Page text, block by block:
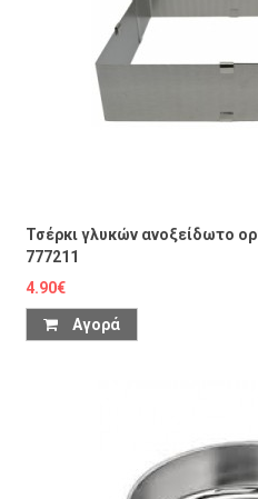
Τσέρκι γλυκών ανοξείδωτο
777211
4.90€
Αγορά